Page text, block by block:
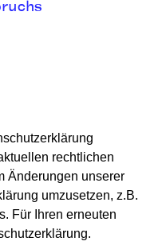
rechtlichen
Änderungen unserer
umzusetzen, z.B.
Für Ihren erneuten